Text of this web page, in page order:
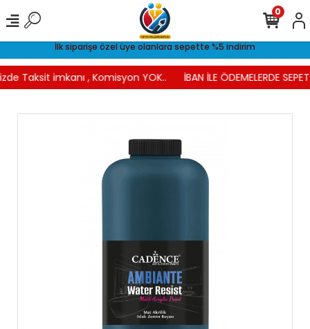
İlk siparişe özel üye olanlara sepette %5 indirim
Taksit imkanı , Komisyon YOK.. İBAN İLE ÖDEMELERDE
0